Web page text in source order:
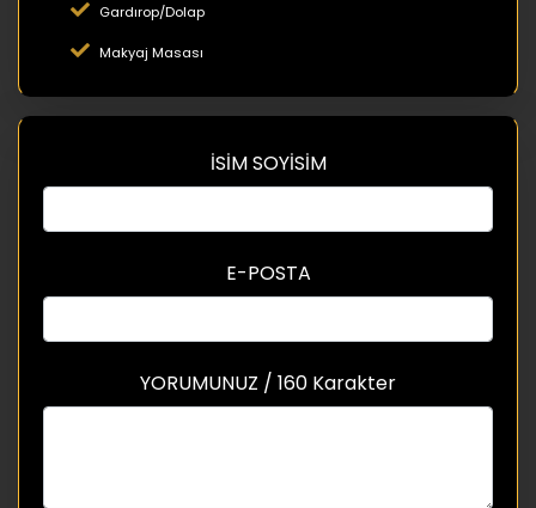
Gardırop/Dolap
Makyaj Masası
İSİM SOYİSİM
E-POSTA
YORUMUNUZ / 160 Karakter